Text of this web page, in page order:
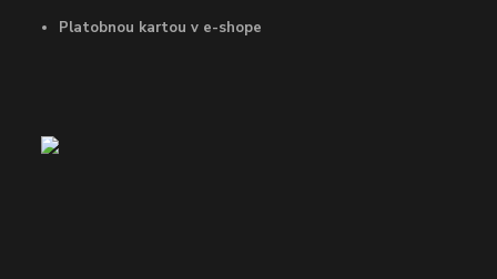
Platobnou kartou v e-shope